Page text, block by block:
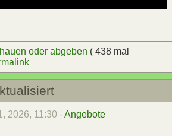
oder abgeben ( 438 mal
2026, 11:30 -Angebote